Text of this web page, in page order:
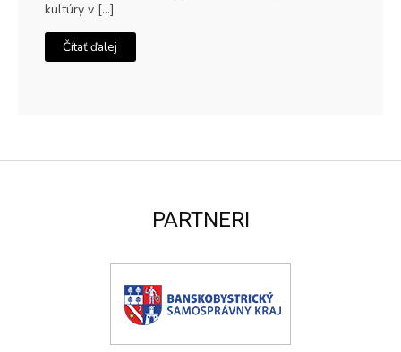
kultúry v […]
Čítať ďalej
PARTNERI